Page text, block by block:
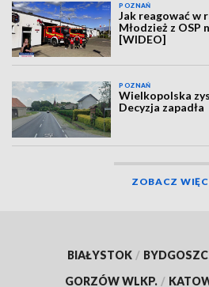
POZNAŃ
Jak reagować w
Młodzież z OSP
[WIDEO]
POZNAŃ
Wielkopolska
Decyzja zapadła
ZOBACZ
BIAŁYSTOK /
GORZÓW WLKP. /